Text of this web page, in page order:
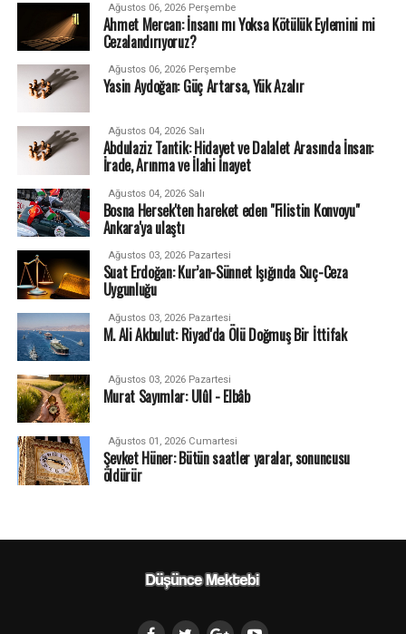
Ağustos 06, 2026 Perşembe
Ahmet Mercan: İnsanı mı Yoksa Kötülük Eylemini mi
Cezalandırıyoruz?
Ağustos 06, 2026 Perşembe
Yasin Aydoğan: Güç Artarsa, Yük Azalır
Ağustos 04, 2026 Salı
Abdulaziz Tantik: Hidayet ve Dalalet Arasında İnsan:
İrade, Arınma ve İlahi İnayet
Ağustos 04, 2026 Salı
Bosna Hersek'ten hareket eden "Filistin Konvoyu"
Ankara'ya ulaştı
Ağustos 03, 2026 Pazartesi
Suat Erdoğan: Kur’an-Sünnet Işığında Suç-Ceza
Uygunluğu
Ağustos 03, 2026 Pazartesi
M. Ali Akbulut: Riyad'da Ölü Doğmuş Bir İttifak
Ağustos 03, 2026 Pazartesi
Murat Sayımlar: Ulûl - Elbâb
Ağustos 01, 2026 Cumartesi
Şevket Hüner: Bütün saatler yaralar, sonuncusu
öldürür